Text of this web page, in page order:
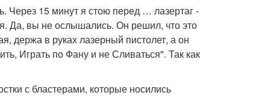
Через 15 минут я стою перед … лазертаг -
Да, вы не ослышались. Он решил, что это
держа в руках лазерный пистолет, а он
Играть по Фану и не Сливаться". Так как
с бластерами, которые носились